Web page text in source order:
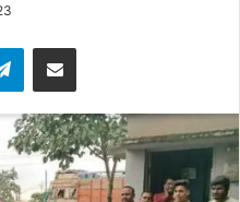
TelegramShare via Email